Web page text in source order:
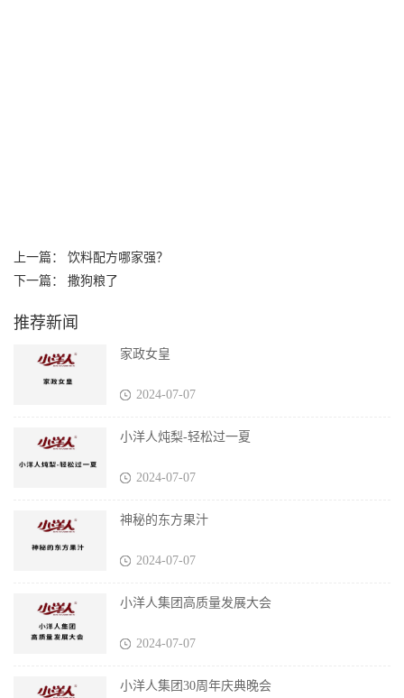
上一篇：
饮料配方哪家强？
下一篇：
撒狗粮了
推荐新闻
家政女皇
2024-07-07
小洋人炖梨-轻松过一夏
2024-07-07
神秘的东方果汁
2024-07-07
小洋人集团高质量发展大会
2024-07-07
小洋人集团30周年庆典晚会